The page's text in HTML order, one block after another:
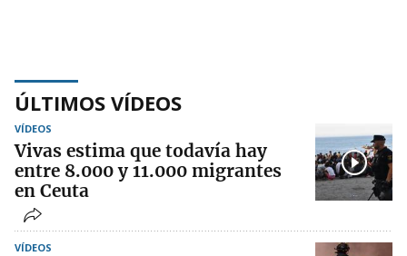
ÚLTIMOS VÍDEOS
VÍDEOS
Vivas estima que todavía hay
entre 8.000 y 11.000 migrantes
en Ceuta
VÍDEOS